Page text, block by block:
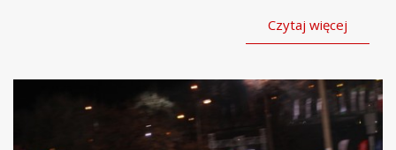
Czytaj więcej